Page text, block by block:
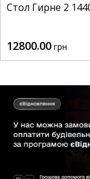
Стол Гирне 2
12800.00 грн